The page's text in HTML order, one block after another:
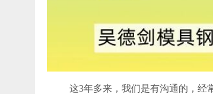
这3年多来，我们是有沟通的，经